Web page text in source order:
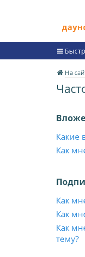
На
Какие
Как
Как
Как
Как
тему?